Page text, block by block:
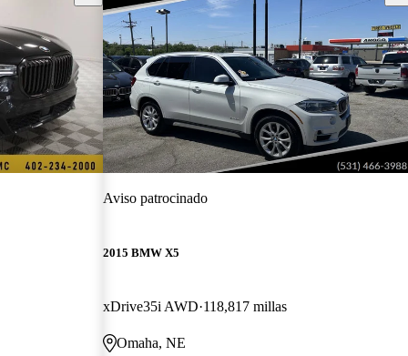
Aviso patrocinado
2015 BMW X5
xDrive35i AWD 118,817 millas
Omaha, NE